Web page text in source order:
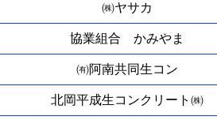
㈱ヤサカ
協業組合 かみやま
㈲阿南共同生コン
北岡平成生コンクリート㈱